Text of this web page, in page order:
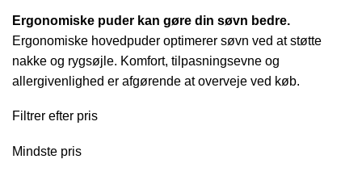
Ergonomiske puder kan gøre din søvn bedre.
Ergonomiske hovedpuder optimerer søvn ved at støtte
nakke og rygsøjle. Komfort, tilpasningsevne og
allergivenlighed er afgørende at overveje ved køb.
Filtrer efter pris
Mindste pris